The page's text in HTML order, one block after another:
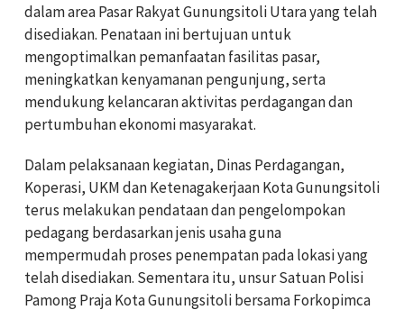
dalam area Pasar Rakyat Gunungsitoli Utara yang telah
disediakan. Penataan ini bertujuan untuk
mengoptimalkan pemanfaatan fasilitas pasar,
meningkatkan kenyamanan pengunjung, serta
mendukung kelancaran aktivitas perdagangan dan
pertumbuhan ekonomi masyarakat.
Dalam pelaksanaan kegiatan, Dinas Perdagangan,
Koperasi, UKM dan Ketenagakerjaan Kota Gunungsitoli
terus melakukan pendataan dan pengelompokan
pedagang berdasarkan jenis usaha guna
mempermudah proses penempatan pada lokasi yang
telah disediakan. Sementara itu, unsur Satuan Polisi
Pamong Praja Kota Gunungsitoli bersama Forkopimca